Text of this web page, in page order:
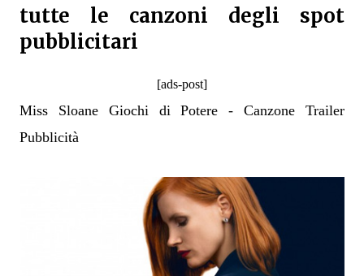
tutte le canzoni degli spot
pubblicitari
[ads-post]
Miss Sloane Giochi di Potere - Canzone Trailer
Pubblicità